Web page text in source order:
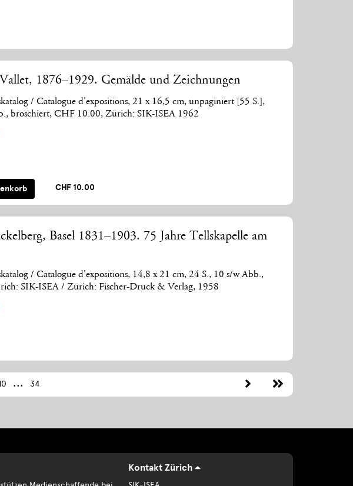
1876–1929. Gemälde und Zeichnungen
/ Catalogue d'expositions, 21 x 16,5 cm, unpaginiert [55 S.],
broschiert, CHF 10.00, Zürich: SIK-ISEA 1962
CHF 10.00
Basel 1831–1903. 75 Jahre Tellskapelle am
/ Catalogue d'expositions, 14,8 x 21 cm, 24 S., 10 s/w Abb.,
SIK-ISEA / Zürich: Fischer-Druck & Verlag, 1958
... 34
Kontakt Zürich